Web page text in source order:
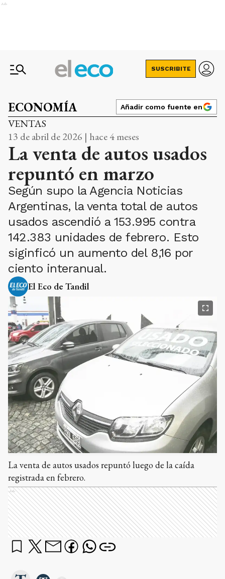
Ads
SUSCRIBITE
ECONOMÍA Añadir como fuente en
VENTAS
13 de abril de 2026 | hace 4 meses
La venta de autos usados
repuntó en marzo
Según supo la Agencia Noticias
Argentinas, la venta total de autos
usados ascendió a 153.995 contra
142.383 unidades de febrero. Esto
siginficó un aumento del 8,16 por
ciento interanual.
El Eco de Tandil
La venta de autos usados repuntó luego de la caída
registrada en febrero.
Ads